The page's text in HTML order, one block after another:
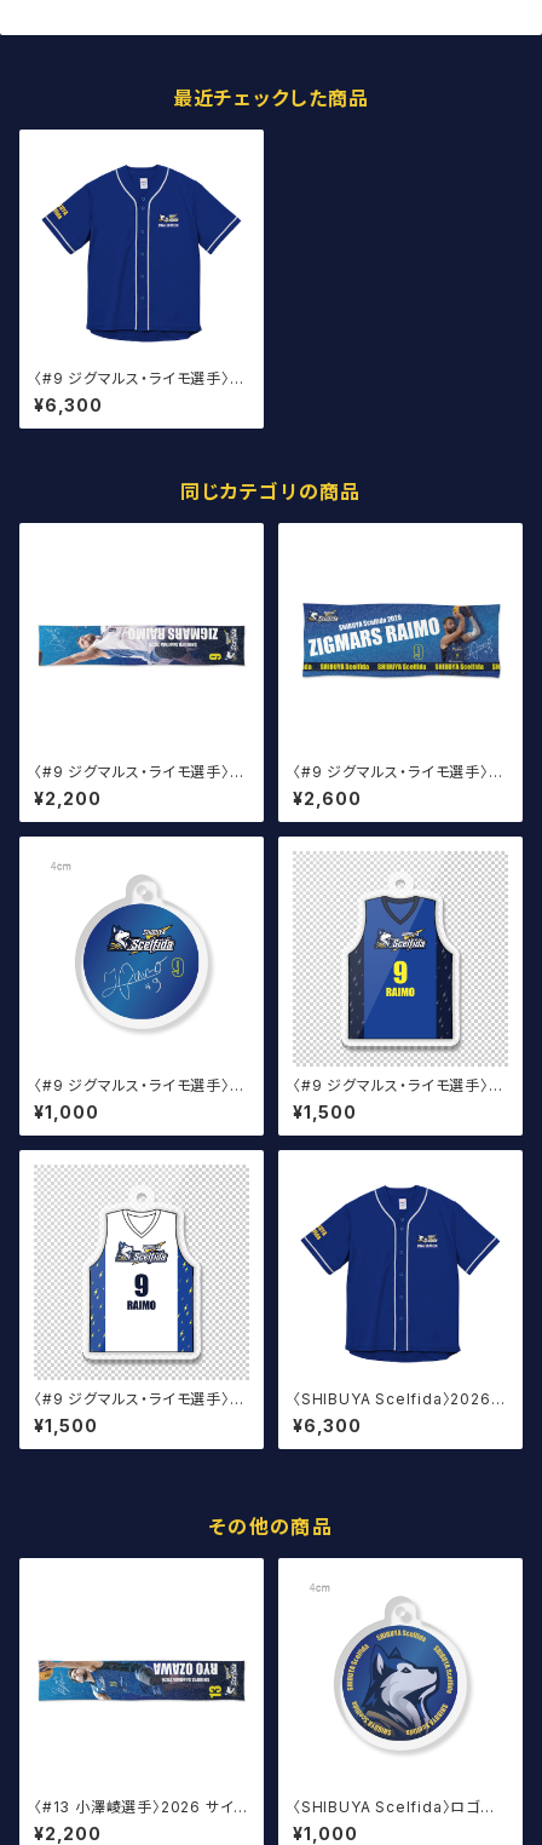
最近チェックした商品
〈#9 ジグマルス・ライモ選手〉2
026 ベースボールウェア
¥6,300
同じカテゴリの商品
〈#9 ジグマルス・ライモ選手〉2
026 サイン入りマフラータオル
¥2,200
〈#9 ジグマルス・ライモ選手〉2
026 サイン入りスポーツタオル
¥2,600
〈#9 ジグマルス・ライモ選手〉サ
イン入り丸アクキー
¥1,000
〈#9 ジグマルス・ライモ選手〉ユ
ニフォームキーホルダー（青）
¥1,500
〈#9 ジグマルス・ライモ選手〉ユ
ニフォームキーホルダー（白）
¥1,500
〈SHIBUYA Scelfida〉2026
オフィシャルベースボールウェア
¥6,300
その他の商品
〈#13 小澤崚選手〉2026 サイン
入りマフラータオル
¥2,200
〈SHIBUYA Scelfida〉ロゴ丸
アクキー
¥1,000